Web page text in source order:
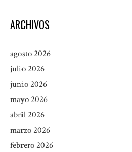
ARCHIVOS
agosto 2026
julio 2026
junio 2026
mayo 2026
abril 2026
marzo 2026
febrero 2026